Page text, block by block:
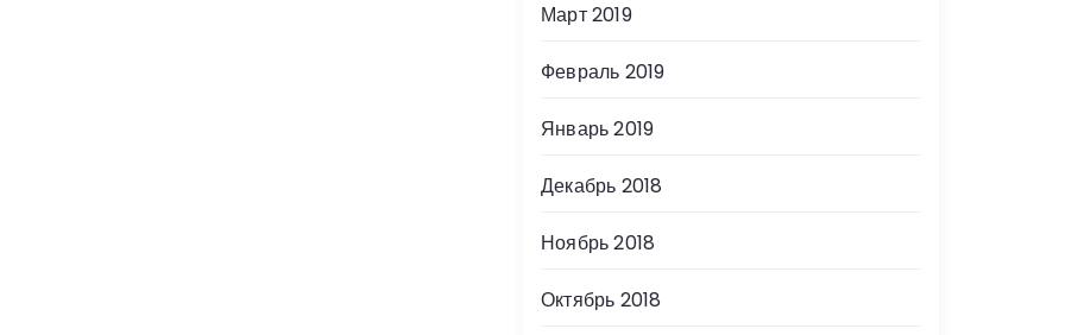
Март 2019
Февраль 2019
Январь 2019
Декабрь 2018
Ноябрь 2018
Октябрь 2018